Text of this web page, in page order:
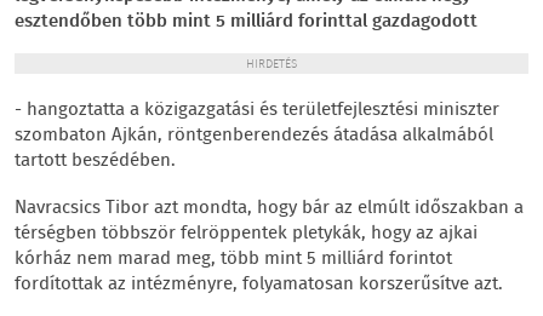
esztendőben több mint 5 milliárd forinttal gazdagodott
HIRDETÉS
- hangoztatta a közigazgatási és területfejlesztési miniszter
szombaton Ajkán, röntgenberendezés átadása alkalmából
tartott beszédében.
Navracsics Tibor azt mondta, hogy bár az elmúlt időszakban a
térségben többször felröppentek pletykák, hogy az ajkai
kórház nem marad meg, több mint 5 milliárd forintot
fordítottak az intézményre, folyamatosan korszerűsítve azt.